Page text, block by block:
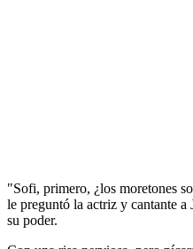
"Sofi, primero, ¿los moretones
le preguntó la actriz y cantante
su poder.